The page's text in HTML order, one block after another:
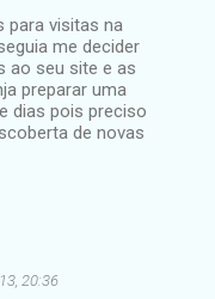
para visitas na
me decider
ao seu site e as
preparar uma
dias pois preciso
de novas
20:36